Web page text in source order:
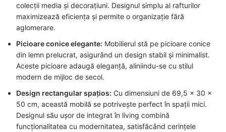
colecții media și decorațiuni. Designul simplu al rafturilor
maximizează eficiența și permite o organizație fără
aglomerare.
Picioare conice elegante: Mobilierul stă pe picioare conice
din lemn prelucrat, asigurând un design stabil și minimalist.
Aceste picioare adaugă eleganță, aliniindu-se cu stilul
modern de mijloc de secol.
Design rectangular spațios: Cu dimensiuni de 69,5 x 30 x
50 cm, această mobilă se potrivește perfect în spații mici.
Designul său ușor de integrat în living combină
funcționalitatea cu modernitatea, satisfăcând cerințele